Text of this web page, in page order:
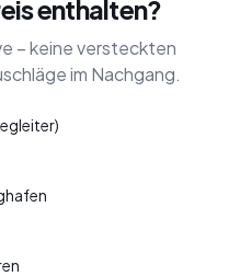
enthalten?
– keine versteckten
im Nachgang.